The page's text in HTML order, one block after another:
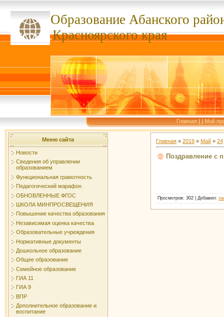
Образование Абанского
сссссссКрасноярского края
Главная | | Мой
Меню сайта
Новости
Сведения об управлении
образованием
Функциональная грамотность
Педагогический марафон
ОБНОВЛЕННЫЕ ФГОС
ШКОЛА МИНПРОСВЕЩЕНИЯ
Повышение качества образования
Независимая оценка качества
Образовательные учреждения
Нормативные документы
Дошкольное образование
Общее образование
Семейное образование
ГИА 11
ГИА 9
ВПР
Дополнительное образование и
воспитание
Главная » 2019 » Май » 24
Поздравление с
Просмотров: 302 | Добавил: